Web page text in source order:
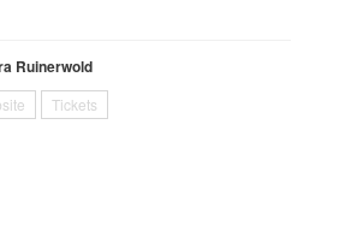
Ruinerwold
Tickets